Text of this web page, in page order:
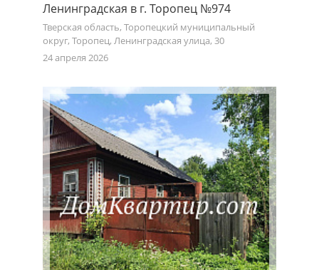
Ленинградская в г. Торопец №974
Тверская область, Торопецкий муниципальный
округ, Торопец, Ленинградская улица, 30
24 апреля 2026